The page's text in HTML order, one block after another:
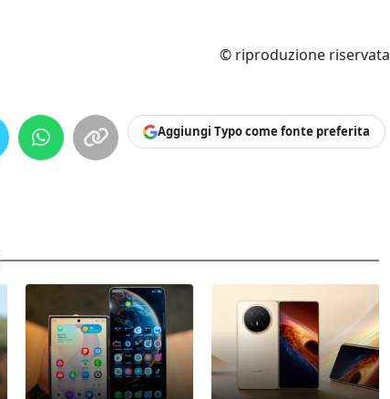
© riproduzione riservata
Aggiungi Typo come fonte preferita